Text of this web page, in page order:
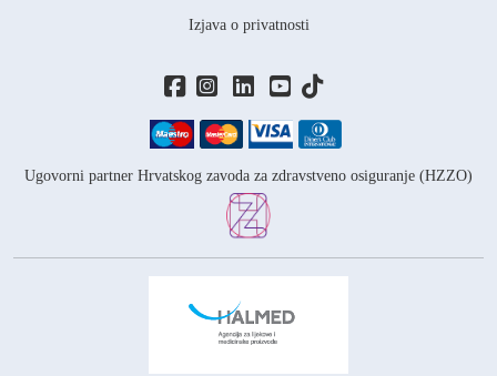
Ugovorni partner Hrvatskog zavoda za zdravstveno osiguranje (HZZO)
Izjava o privatnosti